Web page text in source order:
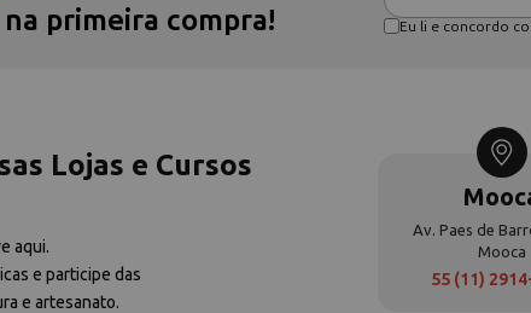
primeira compra!
Eu li e concordo
Lojas e Cursos
aqui.
e participe das
e artesanato.
Av. Paes de
Mooca
55 (11)